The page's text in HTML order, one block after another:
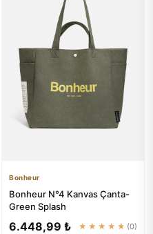
Bonheur
Bonheur N°4 Kanvas Çanta-
Green Splash
6.448,99 ₺ ★★★★★ (0)